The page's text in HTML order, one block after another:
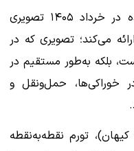
داده‌های شاخص قیمت مصرف‌کننده در خرداد ۱۴۰۵ تصویری
می‌کند؛ تصویری که در
بلکه به‌طور مستقیم در
خوراکی‌ها، حمل‌ونقل و
تورم نقطه‌به‌نقطه